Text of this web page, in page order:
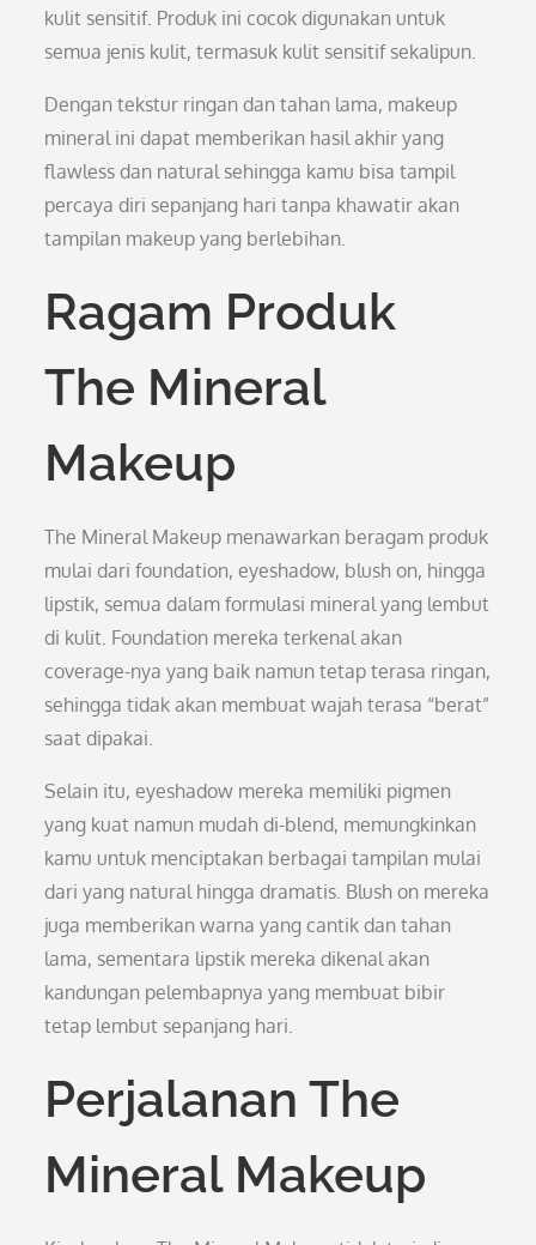
kulit sensitif. Produk ini cocok digunakan untuk
semua jenis kulit, termasuk kulit sensitif sekalipun.
Dengan tekstur ringan dan tahan lama, makeup
mineral ini dapat memberikan hasil akhir yang
flawless dan natural sehingga kamu bisa tampil
percaya diri sepanjang hari tanpa khawatir akan
tampilan makeup yang berlebihan.
Ragam Produk
The Mineral
Makeup
The Mineral Makeup menawarkan beragam produk
mulai dari foundation, eyeshadow, blush on, hingga
lipstik, semua dalam formulasi mineral yang lembut
di kulit. Foundation mereka terkenal akan
coverage-nya yang baik namun tetap terasa ringan,
sehingga tidak akan membuat wajah terasa “berat”
saat dipakai.
Selain itu, eyeshadow mereka memiliki pigmen
yang kuat namun mudah di-blend, memungkinkan
kamu untuk menciptakan berbagai tampilan mulai
dari yang natural hingga dramatis. Blush on mereka
juga memberikan warna yang cantik dan tahan
lama, sementara lipstik mereka dikenal akan
kandungan pelembapnya yang membuat bibir
tetap lembut sepanjang hari.
Perjalanan The
Mineral Makeup